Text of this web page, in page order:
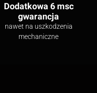
Dodatkowa 6 msc
gwarancja
nawet na uszkodzenia
mechaniczne